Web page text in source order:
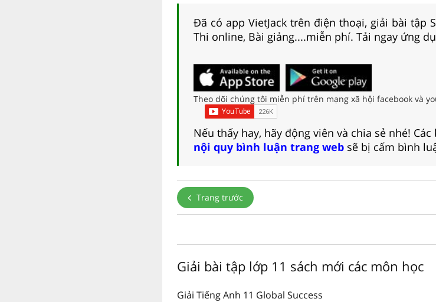
Đã có app VietJack trên điện thoại, giải bài tập
Thi online, Bài giảng....miễn phí. Tải ngay ứng
Theo dõi chúng tôi miễn phí trên mạng xã hội facebook và
Nếu thấy hay, hãy động viên và chia sẻ nhé!
nội quy bình luận trang web sẽ bị cấm bình
Trang trước
Giải bài tập lớp 11 sách mới các môn học
Giải Tiếng Anh 11 Global Success